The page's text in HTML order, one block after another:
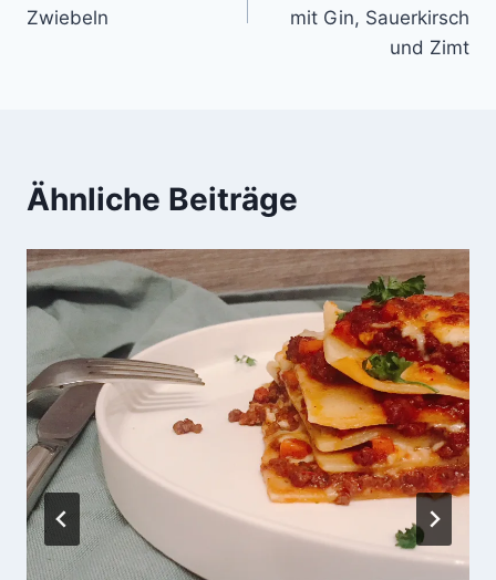
Zwiebeln
mit Gin, Sauerkirsch
und Zimt
Ähnliche Beiträge